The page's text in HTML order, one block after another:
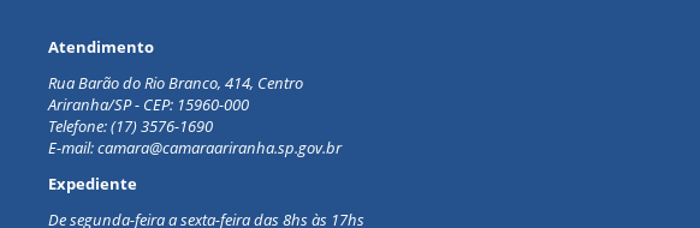
Atendimento
Rua Barão do Rio Branco, 414, Centro
Ariranha/SP - CEP: 15960-000
Telefone: (17) 3576-1690
E-mail: camara@camaraariranha.sp.gov.br
Expediente
De segunda-feira a sexta-feira das 8hs às 17hs